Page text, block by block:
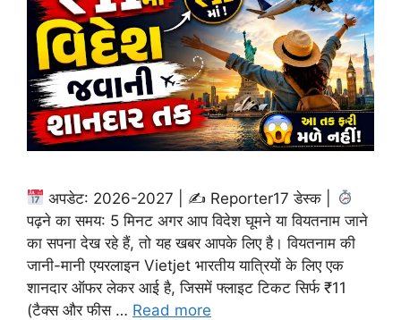
अपडेट: 2026-2027 | ✍ Reporter17 डेस्क |
पढ़ने का समय: 5 मिनट अगर आप विदेश घूमने या वियतनाम जाने
का सपना देख रहे हैं, तो यह खबर आपके लिए है। वियतनाम की
जानी-मानी एयरलाइन Vietjet भारतीय यात्रियों के लिए एक
शानदार ऑफर लेकर आई है, जिसमें फ्लाइट टिकट सिर्फ ₹11
(टैक्स और फीस … Read more